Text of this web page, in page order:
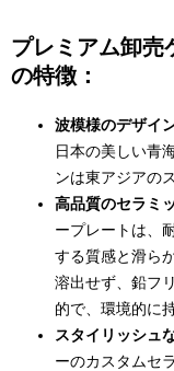
プレミアム卸売
の特徴：
波模様のデザイ
日本の美しい青
ンは東アジアの
高品質のセラミ
ープレートは、
する質感と滑ら
溶出せず、鉛フ
的で、環境的に
スタイリッシュ
ーのカスタムセ